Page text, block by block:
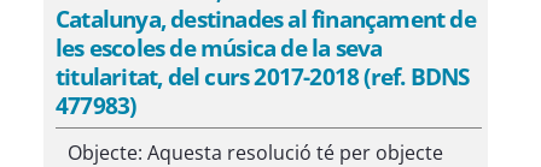
Catalunya, destinades al finançament de
les escoles de música de la seva
titularitat, del curs 2017-2018 (ref. BDNS
477983)
Objecte: Aquesta resolució té per objecte